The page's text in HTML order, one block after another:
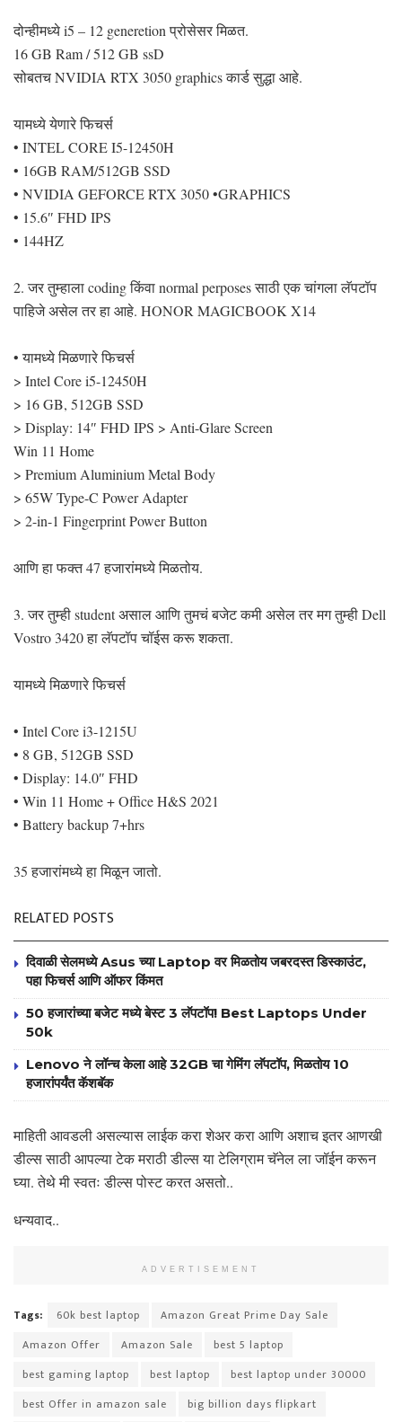
दोन्हीमध्ये i5 – 12 generetion प्रोसेसर मिळत.
16 GB Ram / 512 GB ssD
सोबतच NVIDIA RTX 3050 graphics कार्ड सुद्धा आहे.
यामध्ये येणारे फिचर्स
• INTEL CORE I5-12450H
• 16GB RAM/512GB SSD
• NVIDIA GEFORCE RTX 3050 •GRAPHICS
• 15.6″ FHD IPS
• 144HZ
2. जर तुम्हाला coding किंवा normal perposes साठी एक चांगला लॅपटॉप
पाहिजे असेल तर हा आहे. HONOR MAGICBOOK X14
• यामध्ये मिळणारे फिचर्स
> Intel Core i5-12450H
> 16 GB, 512GB SSD
> Display: 14″ FHD IPS > Anti-Glare Screen
Win 11 Home
> Premium Aluminium Metal Body
> 65W Type-C Power Adapter
> 2-in-1 Fingerprint Power Button
आणि हा फक्त 47 हजारांमध्ये मिळतोय.
3. जर तुम्ही student असाल आणि तुमचं बजेट कमी असेल तर मग तुम्ही Dell
Vostro 3420 हा लॅपटॉप चॉईस करू शकता.
यामध्ये मिळणारे फिचर्स
• Intel Core i3-1215U
• 8 GB, 512GB SSD
• Display: 14.0″ FHD
• Win 11 Home + Office H&S 2021
• Battery backup 7+hrs
35 हजारांमध्ये हा मिळून जातो.
RELATED POSTS
दिवाळी सेलमध्ये Asus च्या Laptop वर मिळतोय जबरदस्त डिस्काउंट,
पहा फिचर्स आणि ऑफर किंमत
50 हजारांच्या बजेट मध्ये बेस्ट 3 लॅपटॉप! Best Laptops Under
50k
Lenovo ने लॉन्च केला आहे 32GB चा गेमिंग लॅपटॉप, मिळतोय 10
हजारांपर्यंत कॅशबॅक
माहिती आवडली असल्यास लाईक करा शेअर करा आणि अशाच इतर आणखी
डील्स साठी आपल्या टेक मराठी डील्स या टेलिग्राम चॅनेल ला जॉईन करून
घ्या. तेथे मी स्वतः डील्स पोस्ट करत असतो..
धन्यवाद..
ADVERTISEMENT
Tags: 60k best laptop
Amazon Great Prime Day Sale
Amazon Offer
Amazon Sale
best 5 laptop
best gaming laptop
best laptop
best laptop under 30000
best Offer in amazon sale
big billion days flipkart